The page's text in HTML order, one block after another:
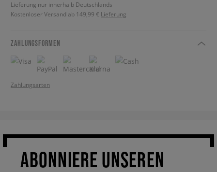
Lieferung nur innerhalb Deutschlands
Kostenloser Versand ab 149,99 € Lieferung
ZAHLUNGSFORMEN
Zahlungsarten
ABONNIERE UNSEREN